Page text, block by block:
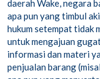
daerah Wake, negara
apa pun yang timbul
hukum setempat tidak
untuk mengajuan
informasi dan materi
penjualan barang